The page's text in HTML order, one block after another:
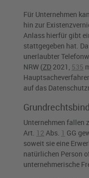
Für Unternehmen
hin zur
Anlass hierfür gibt
stattgegeben hat.
unerlaubter
NRW (ZD 2021, 535
auf das
Unternehmen fallen
Art. 12 Abs. 1 GG
soweit sie eine
natürlichen Person
unternehmerische